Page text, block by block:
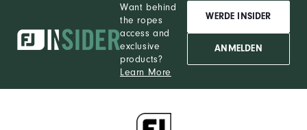
Want behind
the ropes
access and
exclusive
products?
Learn More
WERDE INSIDER
ANMELDEN